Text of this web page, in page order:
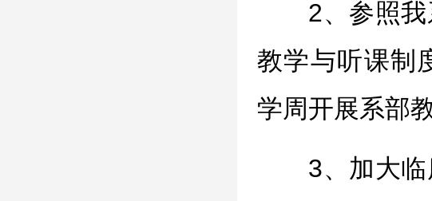
2、参照
教学与听课制
学周开展系部
3、加大